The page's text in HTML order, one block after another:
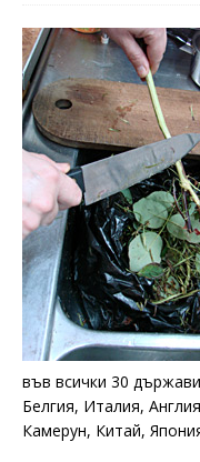
във всички 30
Белгия, Италия,
Камерун, Китай,